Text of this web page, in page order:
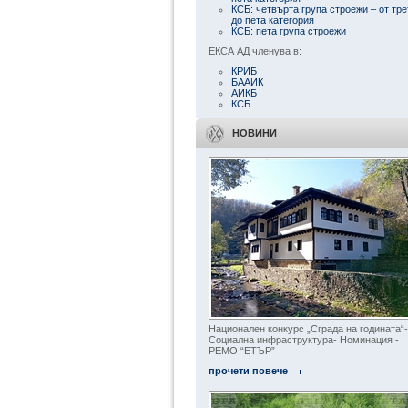
КСБ: четвърта група строежи – от
до пета категория
КСБ: пета група строежи
ЕКСА АД членува в:
КРИБ
БААИК
АИКБ
КСБ
НОВИНИ
Национален конкурс „Сграда на годината“-
Социална инфраструктура- Номинация -
РЕМО “ЕТЪР”
прочети повече